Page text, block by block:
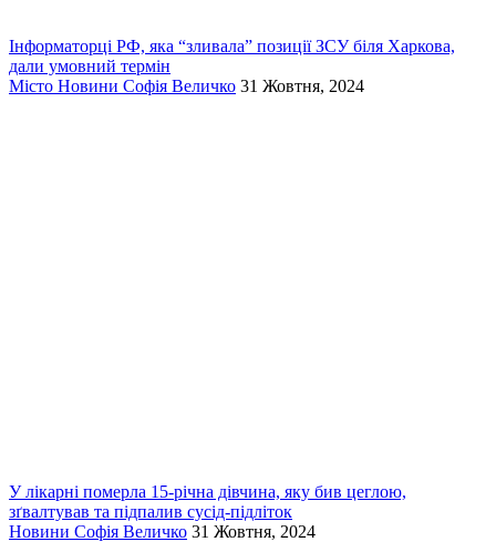
Інформаторці РФ, яка “зливала” позиції ЗСУ біля Харкова,
дали умовний термін
Місто Новини Софія Величко 31 Жовтня, 2024
У лікарні померла 15-річна дівчина, яку бив цеглою,
зґвалтував та підпалив сусід-підліток
Новини Софія Величко 31 Жовтня, 2024